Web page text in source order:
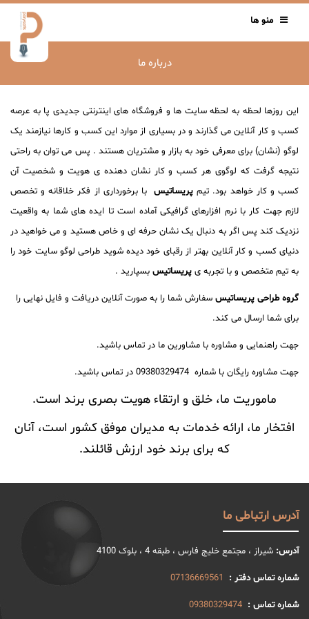
منو ها
درباره ما
این روزها لحظه به لحظه سایت ها و فروشگاه های اینترنتی جدیدی پا به عرصه
کسب و کار آنلاین می گذارند و در بسیاری از موارد این کسب و کارها نیازمند یک
لوگو (نشان) برای معرفی خود به بازار و مشتریان هستند . پس می توان به راحتی
نتیجه گرفت که لوگوی هر کسب و کار نشان دهنده ی هویت و شخصیت آن
کسب و کار خواهد بود. تیم پریساتیس ​ با برخورداری از فکر خلاقانه و تخصص
لازم جهت کار با نرم افزارهای گرافیکی آماده است تا ایده های شما به واقعیت
نزدیک کند پس اگر به دنبال یک نشان حرفه ای و خاص هستید و می خواهید در
دنیای کسب و کار آنلاین بهتر از رقبای خود دیده شوید طراحی لوگو سایت خود را
به تیم متخصص و با تجربه ی پریساتیس بسپارید .
گروه طراحی پریساتیس سفارش شما را به صورت آنلاین دریافت و فایل نهایی را
برای شما ارسال می کند.
جهت راهنمایی و مشاوره با مشاورین ما در تماس باشید.
جهت مشاوره رایگان با شماره 09380329474 در تماس باشید.
ماموریت ما، خلق و ارتقاء هویت بصری برند است.
افتخار ما، ارائه خدمات به مدیران موفق کشور است، آنان
که برای برند خود ارزش قائلند.
آدرس ارتباطی ما
آدرس: شیراز ، مجتمع خلیج فارس ، طبقه 4 ، بلوک 4100
شماره تماس دفتر : 07136669561
شماره تماس : 09380329474